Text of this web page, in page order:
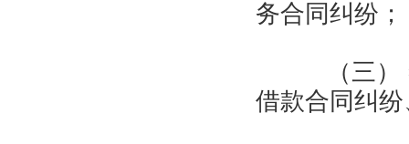
务合同纠纷；
（三）
借款合同纠